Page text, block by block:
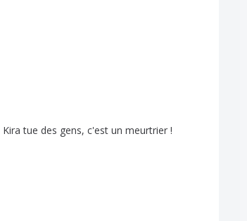
Kira tue des gens, c'est un meurtrier !